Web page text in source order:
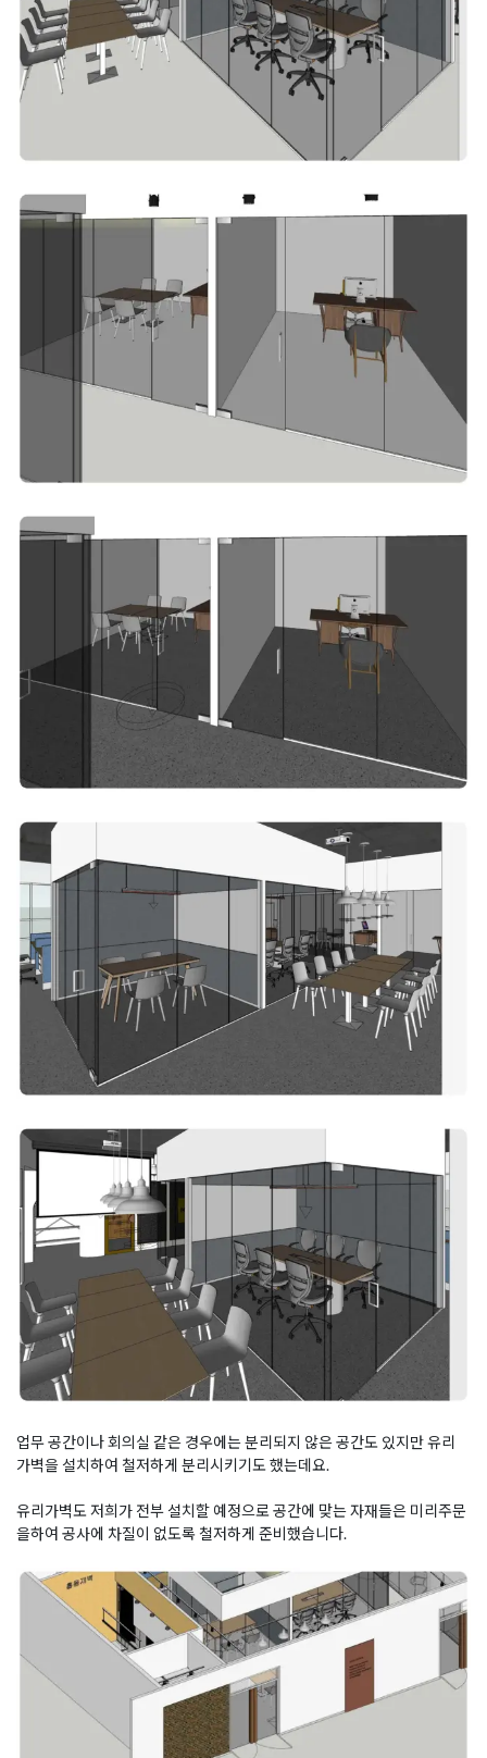
업무 공간이나 회의실 같은 경우에는 분리되지 않은 공간도 있지만 유리
가벽을 설치하여 철저하게 분리시키기도 했는데요.
유리가벽도 저희가 전부 설치할 예정으로 공간에 맞는 자재들은 미리주문
을하여 공사에 차질이 없도록 철저하게 준비했습니다.